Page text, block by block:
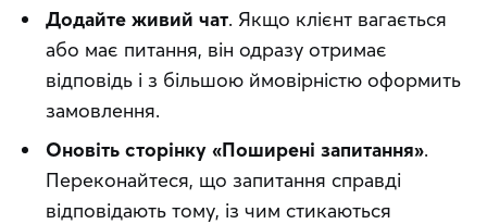
Додайте живий чат. Якщо клієнт вагається
або має питання, він одразу отримає
відповідь і з більшою ймовірністю оформить
замовлення.
Оновіть сторінку «Поширені запитання».
Переконайтеся, що запитання справді
відповідають тому, із чим стикаються